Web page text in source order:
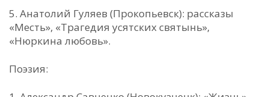
Анатолий Гуляев (Прокопьевск): рассказы
«Месть», «Трагедия усятских святынь»,
«Нюркина любовь».
Поэзия: